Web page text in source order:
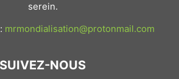
serein.
mrmondialisation@protonmail.com
SUIVEZ-NOUS